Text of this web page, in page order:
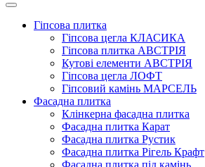
Гіпсова плитка
Гіпсова цегла КЛАСИКА
Гіпсова плитка АВСТРІЯ
Кутові елементи АВСТРІЯ
Гіпсова цегла ЛОФТ
Гіпсовий камінь МАРСЕЛЬ
Фасадна плитка
Клінкерна фасадна плитка
Фасадна плитка Карат
Фасадна плитка Рустик
Фасадна плитка Рігель Крафт
Фасадна плитка під камінь